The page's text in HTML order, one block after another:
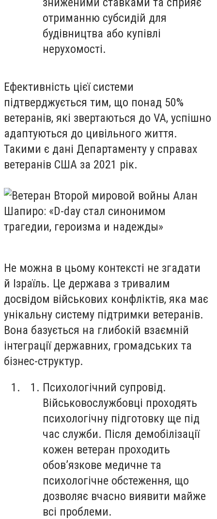
отриманню субсидій для
будівництва або купівлі
нерухомості.
Ефективність цієї системи
підтверджується тим, що понад 50%
ветеранів, які звертаються до VA, успішно
адаптуються до цивільного життя.
Такими є дані Департаменту у справах
ветеранів США за 2021 рік.
Не можна в цьому контексті не згадати
й Ізраїль. Це держава з тривалим
досвідом військових конфліктів, яка має
унікальну систему підтримки ветеранів.
Вона базується на глибокій взаємній
інтеграції державних, громадських та
бізнес-структур.
Психологічний супровід.
Військовослужбовці проходять
психологічну підготовку ще під
час служби. Після демобілізації
кожен ветеран проходить
обов’язкове медичне та
психологічне обстеження, що
дозволяє вчасно виявити майже
всі проблеми.